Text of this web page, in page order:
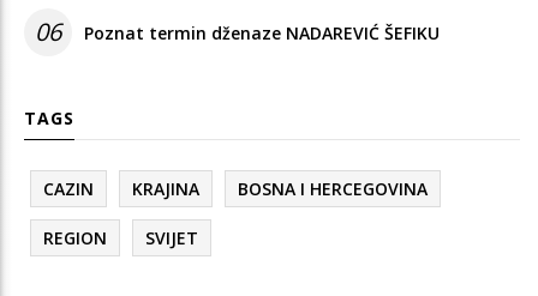
06 Poznat termin dženaze NADAREVIĆ ŠEFIKU
TAGS
CAZIN KRAJINA BOSNA I HERCEGOVINA
REGION SVIJET